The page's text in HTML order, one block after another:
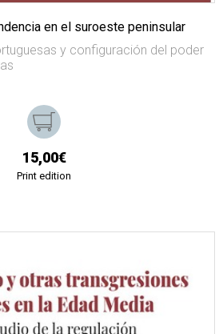
en el suroeste peninsular
y configuración del poder
15,00€
Print edition